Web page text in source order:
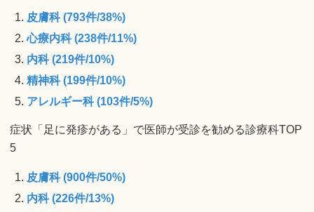
皮膚科 (793件/38%)
心療内科 (238件/11%)
内科 (219件/10%)
精神科 (199件/10%)
アレルギー科 (103件/5%)
症状「足に発疹がある」で医師が受診を勧める診療科TOP
5
皮膚科 (900件/50%)
内科 (226件/13%)